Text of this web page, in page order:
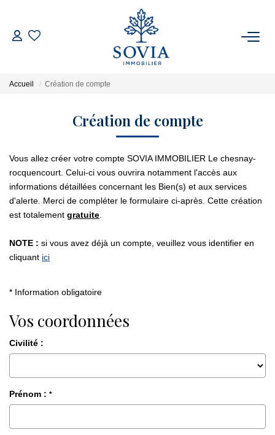
ACHETER
ESTIMER
FAIRE GÉRER
NOTRE AGENCE
Qui Sommes Nous
CONTACT
Accueil Création de compte
Création de compte
Vous allez créer votre compte SOVIA IMMOBILIER Le chesnay-
rocquencourt. Celui-ci vous ouvrira notamment l'accès aux
informations détaillées concernant les Bien(s) et aux services
d'alerte. Merci de compléter le formulaire ci-après. Cette création
est totalement gratuite
NOTE : si vous avez déjà un compte, veuillez vous identifier en
cliquant ici
* Information obligatoire
Vos coordonnées
Civilité :
Prénom : *